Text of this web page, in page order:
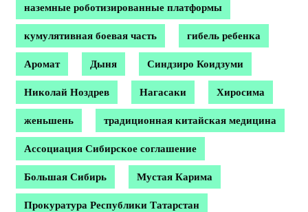
наземные роботизированные платформы
кумулятивная боевая часть гибель ребенка
Аромат Дыня Синдзиро Коидзуми
Николай Ноздрев Нагасаки Хиросима
женьшень традиционная китайская медицина
Ассоциация Сибирское соглашение
Большая Сибирь Мустая Карима
Прокуратура Республики Татарстан